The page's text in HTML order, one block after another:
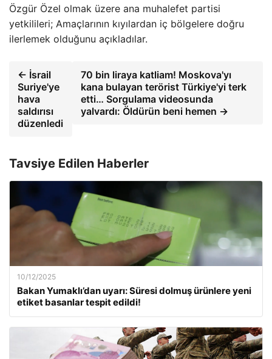
Özgür Özel olmak üzere ana muhalefet partisi
yetkilileri; Amaçlarının kıyılardan iç bölgelere doğru
ilerlemek olduğunu açıkladılar.
← İsrail
Suriye'ye
hava
saldırısı
düzenledi
70 bin liraya katliam! Moskova'yı
kana bulayan terörist Türkiye'yi terk
etti… Sorgulama videosunda
yalvardı: Öldürün beni hemen →
Tavsiye Edilen Haberler
10/12/2025
Bakan Yumaklı’dan uyarı: Süresi dolmuş ürünlere yeni
etiket basanlar tespit edildi!